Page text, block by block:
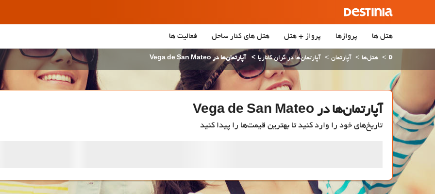
هتل ها پروازها پرواز + هتل هتل‌ های کنار ساحل فعالیت ها
هتل‌ها آپارتمان آپارتمان‌ها در گران کاناریا آپارتمان‌ها در Vega de San Mateo
آپارتمان‌ها در Vega de San Mateo
تاریخ‌های خود را وارد کنید تا بهترین قیمت‌ها را پیدا کنید